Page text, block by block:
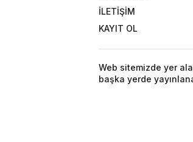
İLETİŞİM
KAYIT OL
Web sitemizde yer
başka yerde